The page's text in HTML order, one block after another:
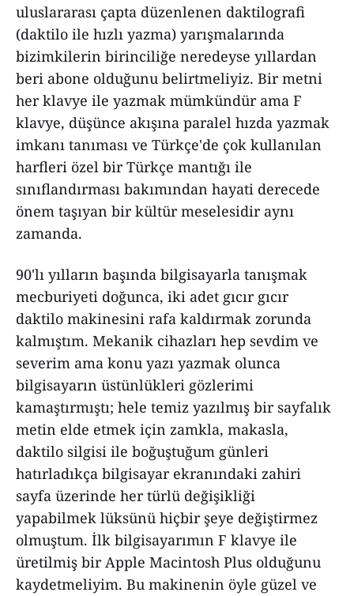
uluslararası çapta düzenlenen daktilografi
(daktilo ile hızlı yazma) yarışmalarında
bizimkilerin birinciliğe neredeyse yıllardan
beri abone olduğunu belirtmeliyiz. Bir metni
her klavye ile yazmak mümkündür ama F
klavye, düşünce akışına paralel hızda yazmak
imkanı tanıması ve Türkçe'de çok kullanılan
harfleri özel bir Türkçe mantığı ile
sınıflandırması bakımından hayati derecede
önem taşıyan bir kültür meselesidir aynı
zamanda.
90'lı yılların başında bilgisayarla tanışmak
mecburiyeti doğunca, iki adet gıcır gıcır
daktilo makinesini rafa kaldırmak zorunda
kalmıştım. Mekanik cihazları hep sevdim ve
severim ama konu yazı yazmak olunca
bilgisayarın üstünlükleri gözlerimi
kamaştırmıştı; hele temiz yazılmış bir sayfalık
metin elde etmek için zamkla, makasla,
daktilo silgisi ile boğuştuğum günleri
hatırladıkça bilgisayar ekranındaki zahiri
sayfa üzerinde her türlü değişikliği
yapabilmek lüksünü hiçbir şeye değiştirmez
olmuştum. İlk bilgisayarımın F klavye ile
üretilmiş bir Apple Macintosh Plus olduğunu
kaydetmeliyim. Bu makinenin öyle güzel ve